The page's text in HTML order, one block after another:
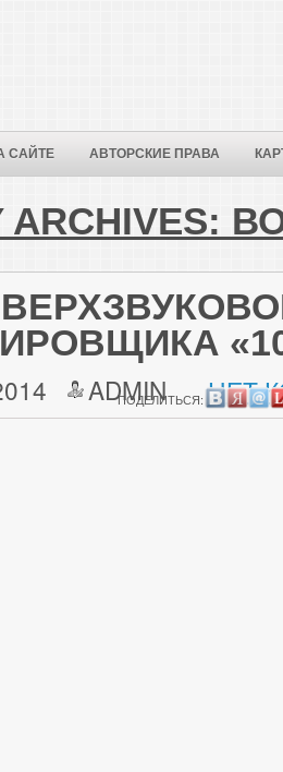
САЙТЕ АВТОРСКИЕ ПРАВА
ARCHIVES:
ADMIN НЕТ
ПОДЕЛИТЬСЯ: